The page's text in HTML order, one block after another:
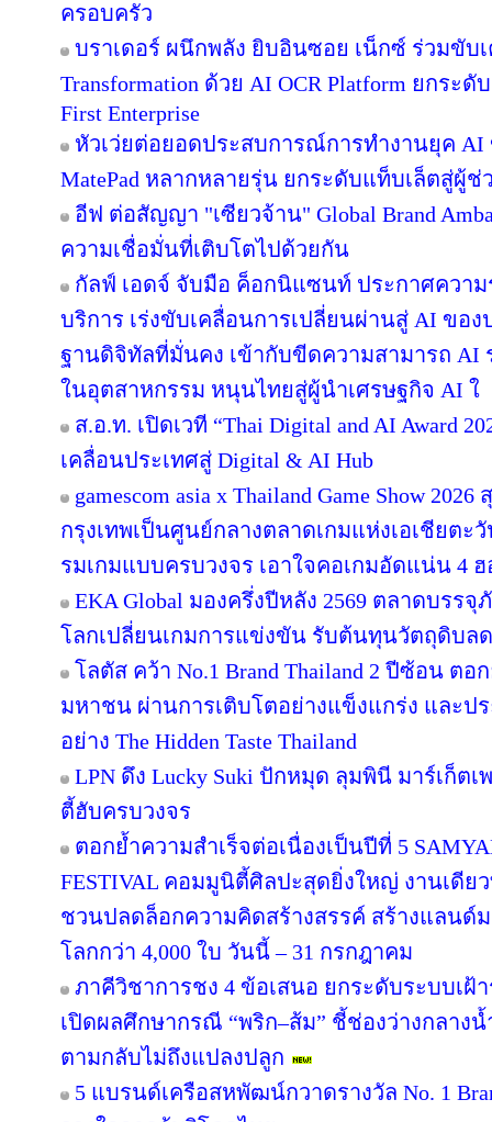
ครอบครัว
บราเดอร์ ผนึกพลัง ยิบอินซอย เน็กซ์ ร่วมขับเ
Transformation ด้วย AI OCR Platform ยกระ
First Enterprise
หัวเว่ยต่อยอดประสบการณ์การทำงานยุค AI
MatePad หลากหลายรุ่น ยกระดับแท็บเล็ตสู่ผู้
อีฟ ต่อสัญญา "เซียวจ้าน" Global Brand
ความเชื่อมั่นที่เติบโตไปด้วยกัน
กัลฟ์ เอดจ์ จับมือ ค็อกนิแซนท์ ประกาศควา
บริการ เร่งขับเคลื่อนการเปลี่ยนผ่านสู่ AI ขอ
ฐานดิจิทัลที่มั่นคง เข้ากับขีดความสามารถ AI
ในอุตสาหกรรม หนุนไทยสู่ผู้นำเศรษฐกิจ AI ใ
ส.อ.ท. เปิดเวที “Thai Digital and AI Award
เคลื่อนประเทศสู่ Digital & AI Hub
gamescom asia x Thailand Game Show
กรุงเทพเป็นศูนย์กลางตลาดเกมแห่งเอเชียต
รมเกมแบบครบวงจร เอาใจคอเกมอัดแน่น 4
EKA Global มองครึ่งปีหลัง 2569 ตลาดบร
โลกเปลี่ยนเกมการแข่งขัน รับต้นทุนวัตถุดิบล
โลตัส คว้า No.1 Brand Thailand 2 ปีซ้อน ต
มหาชน ผ่านการเติบโตอย่างแข็งแกร่ง และ
อย่าง The Hidden Taste Thailand
LPN ดึง Lucky Suki ปักหมุด ลุมพินี มาร์เก็ต
ตี้ฮับครบวงจร
ตอกย้ำความสำเร็จต่อเนื่องเป็นปีที่ 5
FESTIVAL คอมมูนิตี้ศิลปะสุดยิ่งใหญ่ งานเดี
ชวนปลดล็อกความคิดสร้างสรรค์ สร้างแลนด์
โลกกว่า 4,000 ใบ วันนี้ – 31 กรกฎาคม
ภาคีวิชาการชง 4 ข้อเสนอ ยกระดับระบบเฝ้
เปิดผลศึกษากรณี “พริก–ส้ม” ชี้ช่องว่างกลาง
ตามกลับไม่ถึงแปลงปลูก
5 แบรนด์เครือสหพัฒน์กวาดรางวัล No. 1